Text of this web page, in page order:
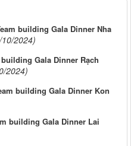
building Gala Dinner Nha
2024)
Gala Dinner Rạch
2024)
building Gala Dinner Kon
building Gala Dinner Lai